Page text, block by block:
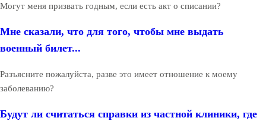
Могут меня призвать годным, если есть акт о списании?
Мне сказали, что для того, чтобы мне выдать
военный билет...
Разъясните пожалуйста, разве это имеет отношение к моему
заболеванию?
Будут ли считаться справки из частной клиники, где